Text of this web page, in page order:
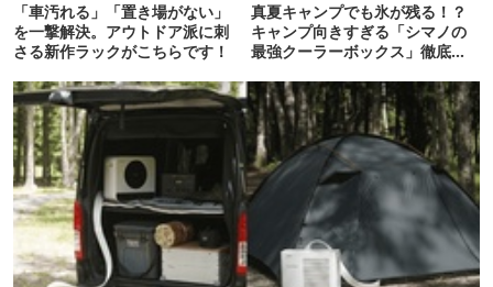
「車汚れる」「置き場がない」
を一撃解決。アウトドア派に刺
さる新作ラックがこちらです！
真夏キャンプでも氷が残る！？
キャンプ向きすぎる「シマノの
最強クーラーボックス」徹底解